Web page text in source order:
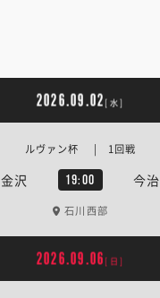
2026.09.02 [水]
金沢 19:00 今治
ルヴァン杯 | 1回戦
石川西部
2026.09.06 [日]